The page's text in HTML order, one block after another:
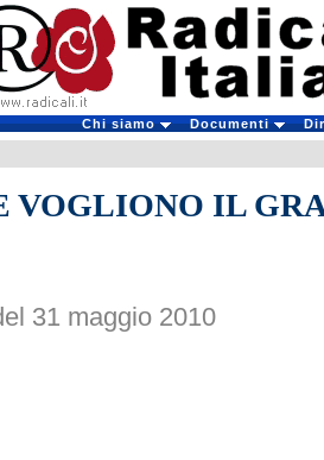
Chi siamo Documenti
VOGLIONO IL
31 maggio 2010